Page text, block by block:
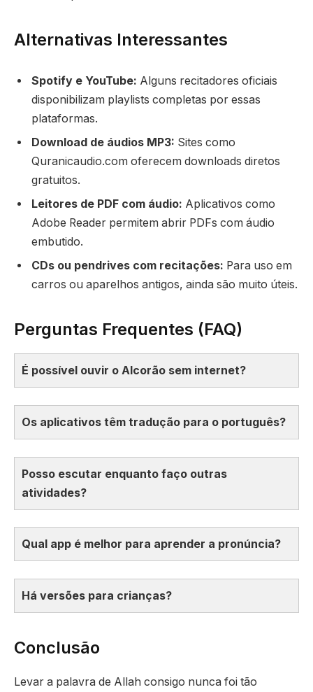
Alternativas Interessantes
Spotify e YouTube: Alguns recitadores oficiais
disponibilizam playlists completas por essas
plataformas.
Download de áudios MP3: Sites como
Quranicaudio.com oferecem downloads diretos
gratuitos.
Leitores de PDF com áudio: Aplicativos como
Adobe Reader permitem abrir PDFs com áudio
embutido.
CDs ou pendrives com recitações: Para uso em
carros ou aparelhos antigos, ainda são muito úteis.
Perguntas Frequentes (FAQ)
É possível ouvir o Alcorão sem internet?
Os aplicativos têm tradução para o português?
Posso escutar enquanto faço outras
atividades?
Qual app é melhor para aprender a pronúncia?
Há versões para crianças?
Conclusão
Levar a palavra de Allah consigo nunca foi tão